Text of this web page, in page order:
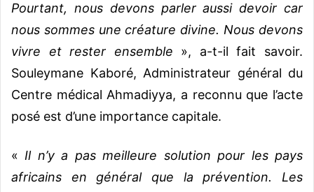
Pourtant, nous devons parler aussi devoir car
nous sommes une créature divine. Nous devons
vivre et rester ensemble », a-t-il fait savoir.
Souleymane Kaboré, Administrateur général du
Centre médical Ahmadiyya, a reconnu que l’acte
posé est d’une importance capitale.
« Il n’y a pas meilleure solution pour les pays
africains en général que la prévention. Les